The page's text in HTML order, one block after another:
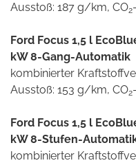
Ausstoß: 187 g/km, CO2
Ford Focus 1,5 l
kW 8-Gang-Automatik
kombinierter
Ausstoß: 153 g/km, CO2
Ford Focus 1,5 l
kW 8-Stufen-
kombinierter